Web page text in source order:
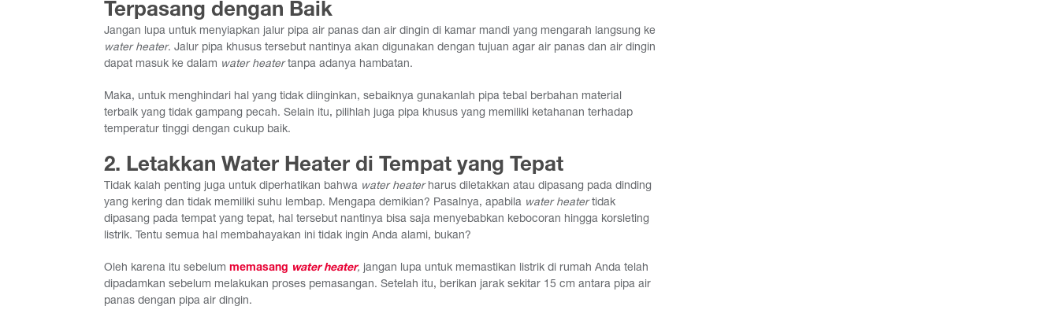
Terpasang dengan Baik
Jangan lupa untuk menyiapkan jalur pipa air panas dan air dingin di kamar mandi yang mengarah langsung ke
water heater. Jalur pipa khusus tersebut nantinya akan digunakan dengan tujuan agar air panas dan air dingin
dapat masuk ke dalam water heatertanpa adanya hambatan.
Maka, untuk menghindari hal yang tidak diinginkan, sebaiknya gunakanlah pipa tebal berbahan material
terbaik yang tidak gampang pecah. Selain itu, pilihlah juga pipa khusus yang memiliki ketahanan terhadap
temperatur tinggi dengan cukup baik.
2. Letakkan Water Heater di Tempat yang Tepat
Tidak kalah penting juga untuk diperhatikan bahwa water heater harus diletakkan atau dipasang pada dinding
yang kering dan tidak memiliki suhu lembap. Mengapa demikian? Pasalnya, apabila water heatertidak
dipasang pada tempat yang tepat, hal tersebut nantinya bisa saja menyebabkan kebocoran hingga korsleting
listrik. Tentu semua hal membahayakan ini tidak ingin Anda alami, bukan?
Oleh karena itu sebelum memasang water heater, jangan lupa untuk memastikan listrik di rumah Anda telah
dipadamkan sebelum melakukan proses pemasangan. Setelah itu, berikan jarak sekitar 15 cm antara pipa air
panas dengan pipa air dingin.